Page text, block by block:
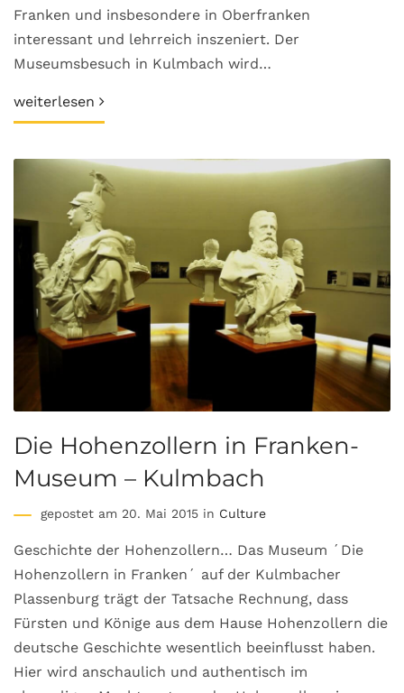
Franken und insbesondere in Oberfranken
interessant und lehrreich inszeniert. Der
Museumsbesuch in Kulmbach wird…
weiterlesen
Die Hohenzollern in Franken-
Museum – Kulmbach
gepostet am 20. Mai 2015 in Culture
Geschichte der Hohenzollern… Das Museum ´Die
Hohenzollern in Franken´ auf der Kulmbacher
Plassenburg trägt der Tatsache Rechnung, dass
Fürsten und Könige aus dem Hause Hohenzollern die
deutsche Geschichte wesentlich beeinflusst haben.
Hier wird anschaulich und authentisch im